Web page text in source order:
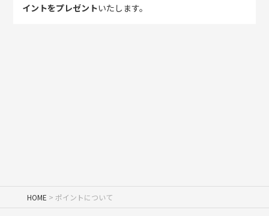
イントをプレゼントいたします。
HOME ポイントについて